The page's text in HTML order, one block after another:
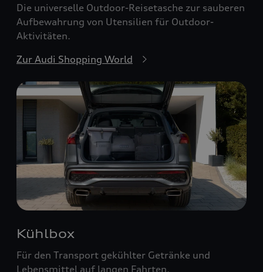
Die universelle Outdoor-Reisetasche zur sauberen
Aufbewahrung von Utensilien für Outdoor-
Aktivitäten.
Zur Audi Shopping World
Kühlbox
Für den Transport gekühlter Getränke und
Lebensmittel auf langen Fahrten.